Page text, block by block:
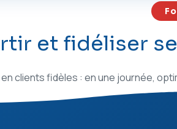
et fidéliser
clients fidèles : en une journée,